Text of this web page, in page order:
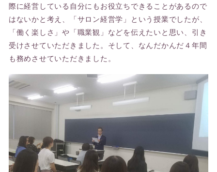
際に経営している自分にもお役立ちできることがあるので
はないかと考え、「サロン経営学」という授業でしたが、
「働く楽しさ」や「職業観」などを伝えたいと思い、引き
受けさせていただきました。そして、なんだかんだ４年間
も務めさせていただきました。